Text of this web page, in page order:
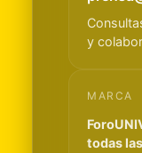
y
MARCA
todas